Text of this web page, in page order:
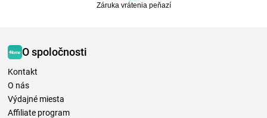
Záruka vrátenia peňazí
O spoločnosti
Kontakt
O nás
Výdajné miesta
Affiliate program